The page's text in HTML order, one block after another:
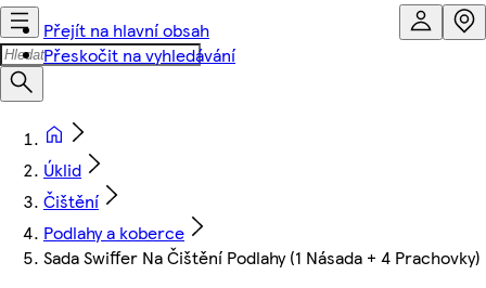
Přejít na hlavní obsah
Přeskočit na vyhledávání
Úklid
Čištění
Podlahy a koberce
Sada Swiffer Na Čištění Podlahy (1 Násada + 4 Prachovky)